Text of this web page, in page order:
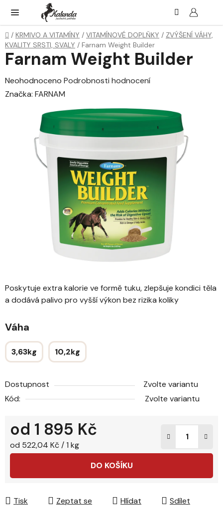
obsah
Domů
/ KRMIVO A VITAMÍNY / VITAMÍNOVÉ DOPLŇKY / ZVÝŠENÍ VÁHY,
KVALITY SRSTI, SVALY / Farnam Weight Builder
Poskytuje extra kalorie ve formě tuku, zlepšuje kondici těla
a dodává palivo pro vyšší výkon bez rizika koliky
Váha
3,63kg 10,2kg
Dostupnost
Zvolte variantu
Kód:
Zvolte variantu
od 1 895 Kč
Měrná cena:
od 522,04 Kč / 1 kg
DO KOŠÍKU
Tisk Zeptat se Hlídat Sdílet
Farnam Weight Builder
Průměrné
hodnocení
Neohodnoceno Podrobnosti hodnocení
Značka: FARNAM